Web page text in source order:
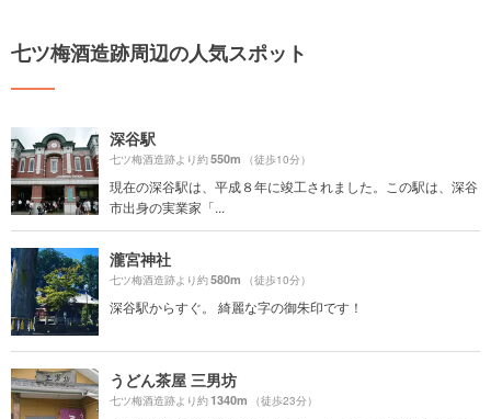
七ツ梅酒造跡周辺の人気スポット
深谷駅
七ツ梅酒造跡より約550m （徒歩10分）
現在の深谷駅は、平成８年に竣工されました。この駅は、深谷
市出身の実業家「...
瀧宮神社
七ツ梅酒造跡より約580m （徒歩10分）
深谷駅からすぐ。 綺麗な字の御朱印です！
うどん茶屋 三男坊
七ツ梅酒造跡より約1340m （徒歩23分）